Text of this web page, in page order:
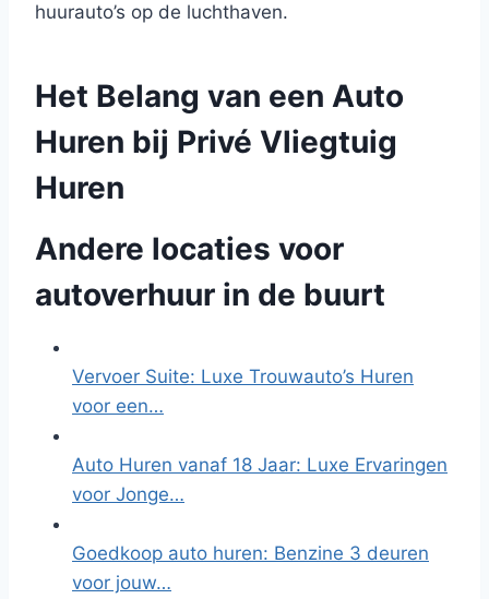
huurauto’s op de luchthaven.
Het Belang van een Auto
Huren bij Privé Vliegtuig
Huren
Andere locaties voor
autoverhuur in de buurt
Vervoer Suite: Luxe Trouwauto’s Huren
voor een…
Auto Huren vanaf 18 Jaar: Luxe Ervaringen
voor Jonge…
Goedkoop auto huren: Benzine 3 deuren
voor jouw…